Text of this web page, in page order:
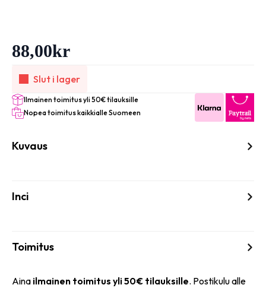
88,00kr
Slut i lager
Ilmainen toimitus yli 50€ tilauksille
Nopea toimitus kaikkialle Suomeen
Kuvaus
Inci
Toimitus
Aina ilmainen toimitus yli 50€ tilauksille. Postikulu alle